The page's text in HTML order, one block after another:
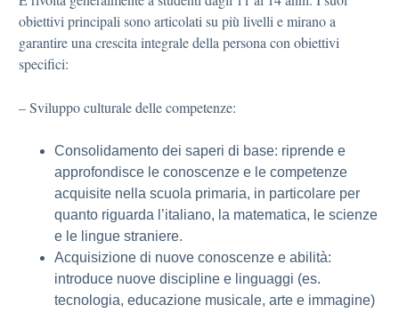
obiettivi principali sono articolati su più livelli e mirano a
garantire una crescita integrale della persona con obiettivi
specifici:
– Sviluppo culturale delle competenze:
Consolidamento dei saperi di base: riprende e
approfondisce le conoscenze e le competenze
acquisite nella scuola primaria, in particolare per
quanto riguarda l’italiano, la matematica, le scienze
e le lingue straniere.
Acquisizione di nuove conoscenze e abilità:
introduce nuove discipline e linguaggi (es.
tecnologia, educazione musicale, arte e immagine)